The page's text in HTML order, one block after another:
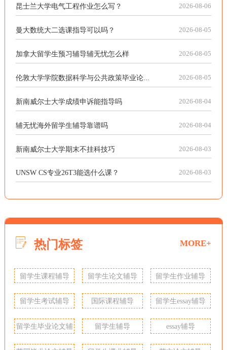
昆士兰大学电气工程作业怎么写？ 2026-08-06
曼大数统大二选课指导可以吗？ 2026-08-05
加拿大留学生预习辅导辅无忧怎么样 2026-08-05
伦敦大学学院数据科学与公共政策毕业论... 2026-08-05
新南威尔士大学成绩申诉能指导吗 2026-08-04
辅无忧海外留学生辅导靠谱吗 2026-08-04
新南威尔士大学期末不挂科技巧 2026-08-03
UNSW CS专业26T3能选什么课？ 2026-08-03
热门标签 MORE+
留学生课程辅导 留学生论文辅导 留学生作业辅导
留学生考试辅导 国际课程辅导 留学生essay辅导
留学生毕业论文辅
留学生辅导 essay辅导